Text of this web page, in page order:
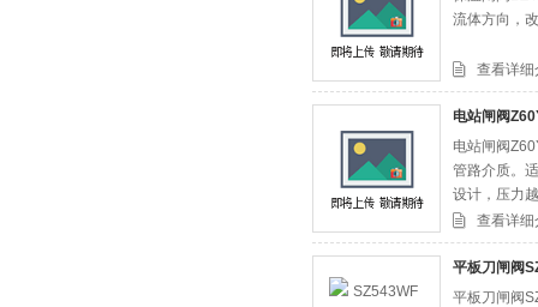
流体方向，
查看详细
电站闸阀
电站闸阀
管路介质。
设计，压力
查看详细
平板刀闸阀
平板刀闸阀